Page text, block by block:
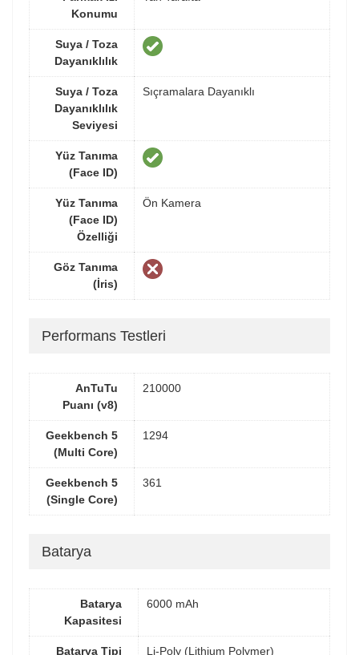
Konumu
Suya / Toza
Dayanıklılık
Suya / Toza
Dayanıklılık
Seviyesi
Sıçramalara Dayanıklı
Yüz Tanıma
(Face ID)
Yüz Tanıma
(Face ID)
Özelliği
Ön Kamera
Göz Tanıma
(İris)
Performans Testleri
AnTuTu
Puanı (v8)
210000
Geekbench 5
(Multi Core)
1294
Geekbench 5
(Single Core)
361
Batarya
Batarya
Kapasitesi
6000 mAh
Batarya Tipi Li-Poly (Lithium Polymer)